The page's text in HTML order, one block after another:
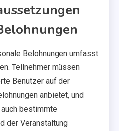
Belohnungen umfasst
Teilnehmer müssen
Benutzer auf der
anbietet, und
bestimmte
der Veranstaltung